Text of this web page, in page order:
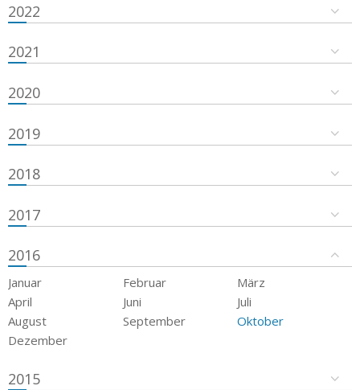
2022
2021
2020
2019
2018
2017
2016
Januar Februar
März
April
Juni
Juli
August
September
Oktober
Dezember
2015